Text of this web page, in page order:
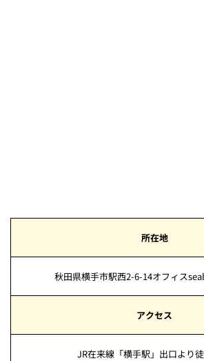
所在地
秋田県横手市駅西2-6-14オフィス
アクセス
JR在来線「横手駅」出口より